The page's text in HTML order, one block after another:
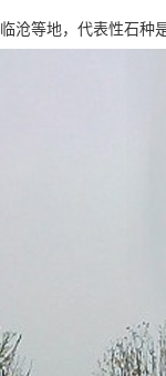
沧等地，代表性石种